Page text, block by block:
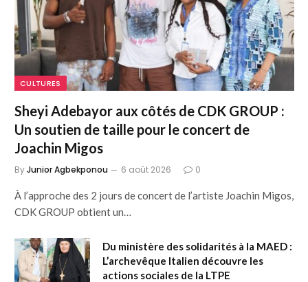
CULTURES
Sheyi Adebayor aux côtés de CDK GROUP :
Un soutien de taille pour le concert de
Joachin Migos
ByJunior Agbekponou 6 août 2026 0
À l’approche des 2 jours de concert de l’artiste Joachin Migos,
CDK GROUP obtient un…
Du ministère des solidarités à la MAED :
L’archevêque Italien découvre les
actions sociales de la LTPE